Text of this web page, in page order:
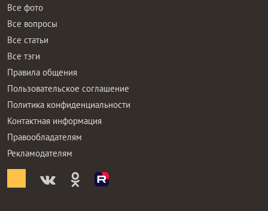
Все фото
Все вопросы
Все статьи
Все тэги
Правила общения
Пользовательское соглашение
Политика конфиденциальности
Контактная информация
Правообладателям
Рекламодателям